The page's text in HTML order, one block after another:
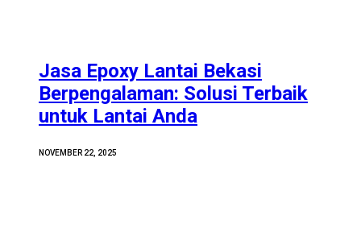
Jasa Epoxy Lantai Bekasi
Berpengalaman: Solusi Terbaik
untuk Lantai Anda
NOVEMBER 22, 2025